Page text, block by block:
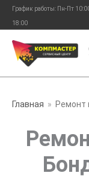
Перейти
содержимому
График работы: Пн-Пт
18:00
Главная Ремонт